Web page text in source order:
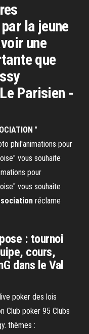
la jeune
une
que
Parisien -
"
phil'animations pour
vous souhaite
pour
vous souhaite
réclame
: tournoi
cours,
dans le Val
poker des lois
Club poker 95 Clubs
thèmes :